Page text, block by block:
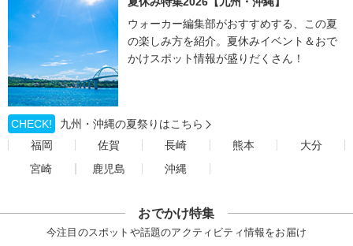
ウォーカー編集部がおすすめする、この夏
の楽しみ方を紹介。夏休みイベント＆おで
かけスポット情報が盛りだくさん！
CHECK!
九州・沖縄の夏祭りはこちら
福岡
佐賀 長崎 熊本
大分
宮崎
鹿児島 沖縄
おでかけ特集
今注目のスポットや話題のアクティビティ情報をお届け